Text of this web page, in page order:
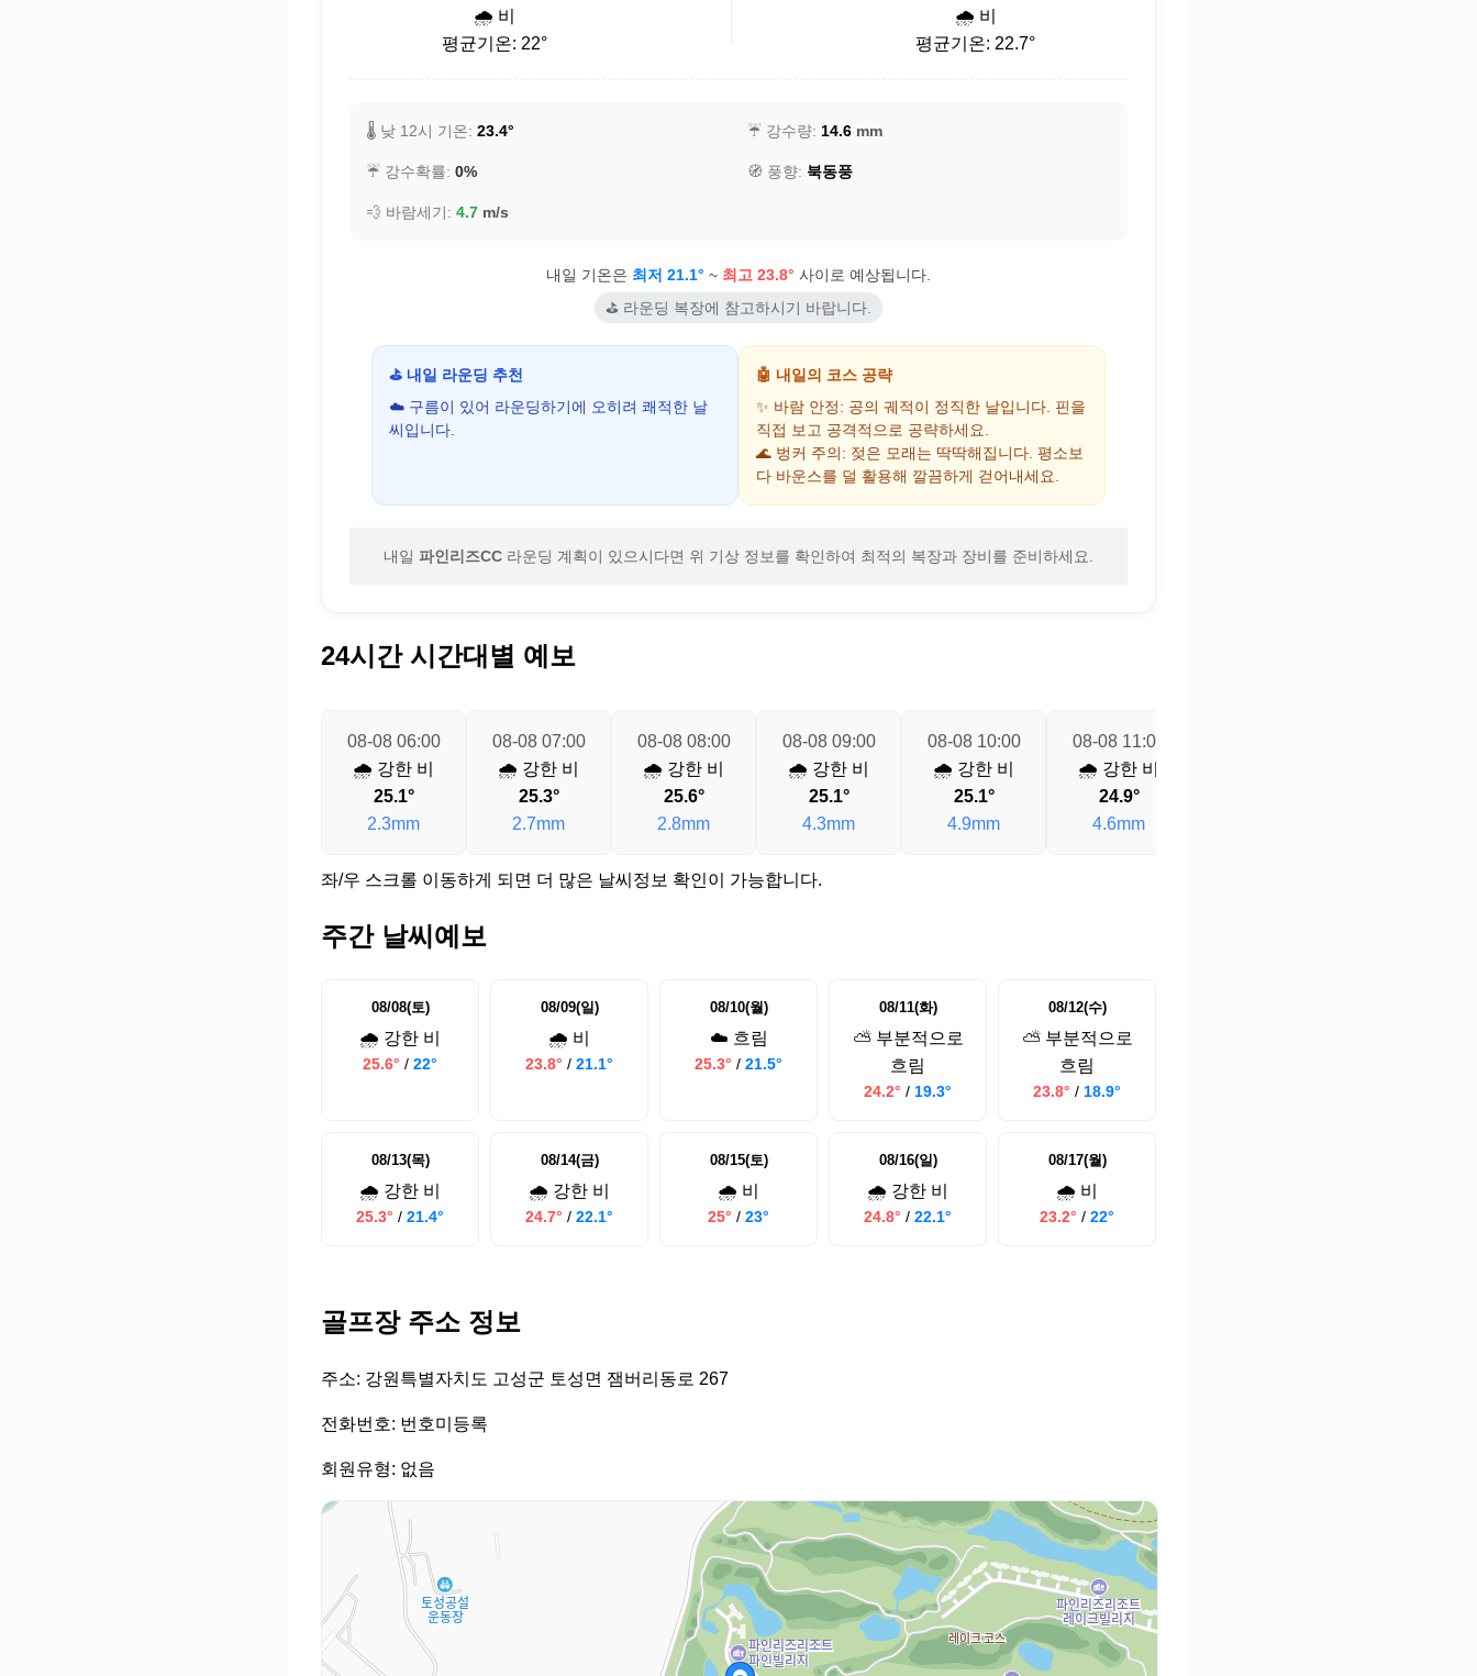
🌧️ 비
평균기온: 22°
🌧️ 비
평균기온: 22.7°
🌡️ 낮 12시 기온: 23.4° ☔ 강수량: 14.6 mm
☔ 강수확률: 0% 🧭 풍향: 북동풍
💨 바람세기: 4.7 m/s
내일 기온은 최저 21.1° ~ 최고 23.8° 사이로 예상됩니다.
⛳ 라운딩 복장에 참고하시기 바랍니다.
⛳ 내일 라운딩 추천
☁️ 구름이 있어 라운딩하기에 오히려 쾌적한 날
씨입니다.
🤖 내일의 코스 공략
✨ 바람 안정: 공의 궤적이 정직한 날입니다. 핀을
직접 보고 공격적으로 공략하세요.
🌊 벙커 주의: 젖은 모래는 딱딱해집니다. 평소보
다 바운스를 덜 활용해 깔끔하게 걷어내세요.
내일 파인리즈CC 라운딩 계획이 있으시다면 위 기상 정보를 확인하여 최적의 복장과 장비를 준비하세요.
24시간 시간대별 예보
08-08 06:00
🌧️ 강한 비
25.1°
2.3mm
08-08 07:00
🌧️ 강한 비
25.3°
2.7mm
08-08 08:00
🌧️ 강한 비
25.6°
2.8mm
08-08 09:00
🌧️ 강한 비
25.1°
4.3mm
08-08 10:00
🌧️ 강한 비
25.1°
4.9mm
08-08 11:00
🌧️ 강한 비
24.9°
4.6mm
좌/우 스크롤 이동하게 되면 더 많은 날씨정보 확인이 가능합니다.
주간 날씨예보
08/08(토)
🌧️ 강한 비
25.6° / 22°
08/09(일)
🌧️ 비
23.8° / 21.1°
08/10(월)
☁️ 흐림
25.3° / 21.5°
08/11(화)
⛅ 부분적으로
흐림
24.2° / 19.3°
08/12(수)
⛅ 부분적으로
흐림
23.8° / 18.9°
08/13(목)
🌧️ 강한 비
25.3° / 21.4°
08/14(금)
🌧️ 강한 비
24.7° / 22.1°
08/15(토)
🌧️ 비
25° / 23°
08/16(일)
🌧️ 강한 비
24.8° / 22.1°
08/17(월)
🌧️ 비
23.2° / 22°
골프장 주소 정보
주소: 강원특별자치도 고성군 토성면 잼버리동로 267
전화번호: 번호미등록
회원유형: 없음